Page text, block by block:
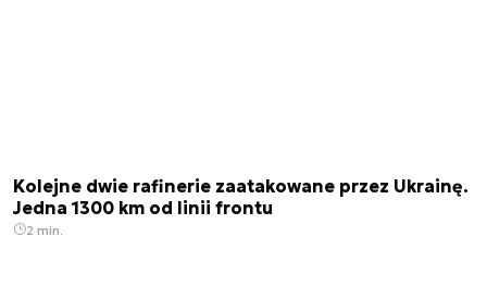
Kolejne dwie rafinerie zaatakowane przez Ukrainę.
Jedna 1300 km od linii frontu
2 min.